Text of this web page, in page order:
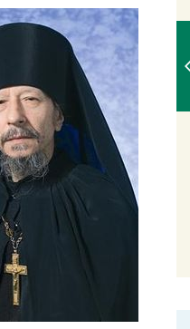
Георгий Победоносец. Научись у
святого
Роман Котов